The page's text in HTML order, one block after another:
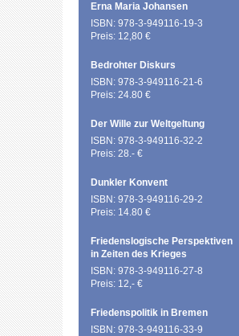
Erna Maria Johansen
ISBN: 978-3-949116-19-3
Preis: 12,80 €
Bedrohter Diskurs
ISBN: 978-3-949116-21-6
Preis: 24.80 €
Der Wille zur Weltgeltung
ISBN: 978-3-949116-32-2
Preis: 28.- €
Dunkler Konvent
ISBN: 978-3-949116-29-2
Preis: 14.80 €
Friedenslogische Perspektiven
in Zeiten des Krieges
ISBN: 978-3-949116-27-8
Preis: 12,- €
Friedenspolitik in Bremen
ISBN: 978-3-949116-33-9